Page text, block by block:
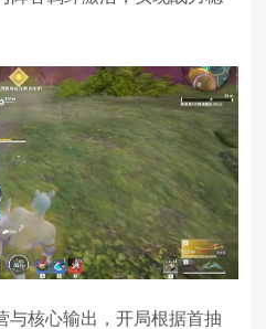
与核心输出，开局根据首抽